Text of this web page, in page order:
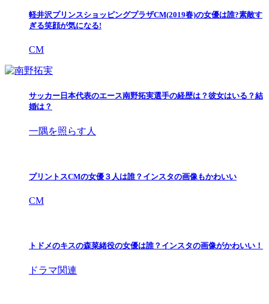
軽井沢プリンスショッピングプラザCM(2019春)の女優は誰?素敵す
ぎる笑顔が気になる!
CM
サッカー日本代表のエース南野拓実選手の経歴は？彼女はいる？結
婚は？
一隅を照らす人
プリントスCMの女優３人は誰？インスタの画像もかわいい
CM
トドメのキスの森菜緒役の女優は誰？インスタの画像がかわいい！
ドラマ関連